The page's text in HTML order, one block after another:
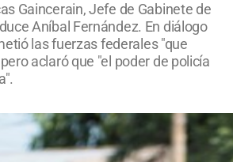
Gaincerain, Jefe de Gabinete de
Aníbal Fernández. En diálogo
las fuerzas federales "que
aclaró que "el poder de policía